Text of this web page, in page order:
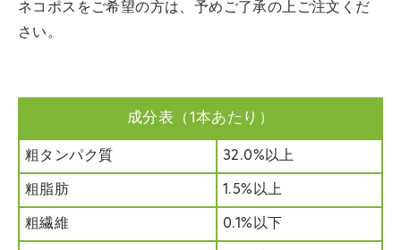
ネコポスをご希望の方は、予めご了承の上ご注文くだ
さい。
成分表（1本あたり）
粗タンパク質 32.0%以上
粗脂肪 1.5%以上
粗繊維 0.1%以下